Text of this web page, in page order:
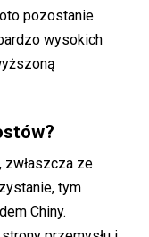
pozostanie
wysokich
zwłaszcza ze
tym
Chiny.